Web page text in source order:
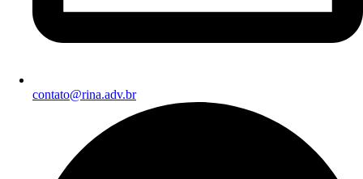
contato@rina.adv.br